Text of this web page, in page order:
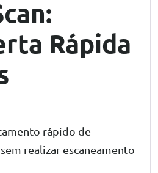
Rápida
rápido de
realizar escaneamento